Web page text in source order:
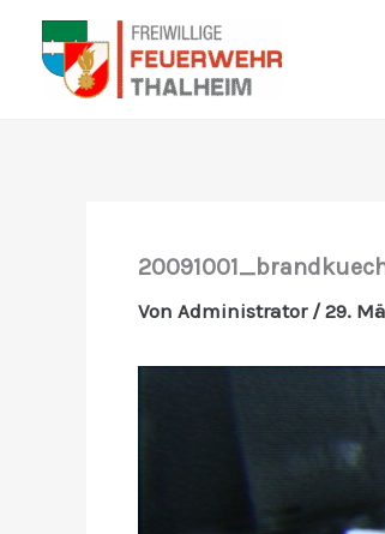
Zum
Inhalt
springen
Von Administrator /29.